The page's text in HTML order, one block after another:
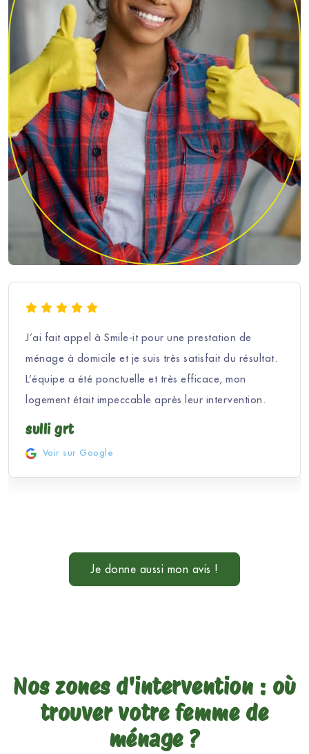
J’ai fait appel à Smile-it pour une prestation de
ménage à domicile et je suis très satisfait du résultat.
L’équipe a été ponctuelle et très efficace, mon
logement était impeccable après leur intervention.
sulli grt
Voir sur Google
Je donne aussi mon avis !
Nos zones d'intervention : où
trouver votre femme de
ménage ?